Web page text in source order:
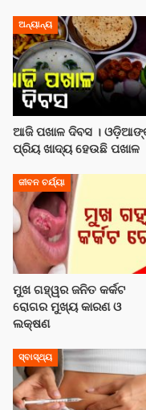
ଅନ୍ୟାନ୍ୟ
ଆଜି ପଖାଳ ଦିବସ ।
ପ୍ରିୟ ଖାଦ୍ୟ ହେଉଛି ପଖାଳ
ଜୀବନ ଚର୍ଯ୍ୟା
ମୁଖ ଗହ୍ୱର ଜନିତ କର୍କଟ
ରୋଗର ମୁଖ୍ୟ କାରଣ ଓ
ଲକ୍ଷଣ
ସ୍ବାସ୍ଥ୍ୟ